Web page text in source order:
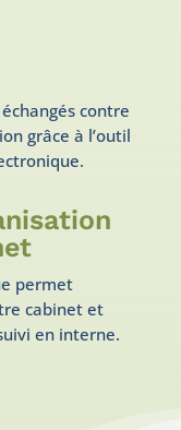
contre
grâce à l’outil
permet
cabinet et
en interne.